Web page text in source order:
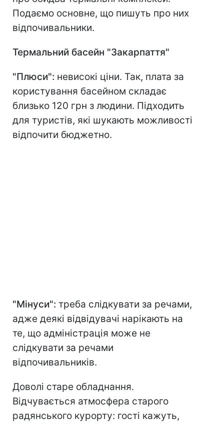
Подаємо основне, що пишуть про них
відпочивальники.
Термальний басейн "Закарпаття"
"Плюси": невисокі ціни. Так, плата за
користування басейном складає
близько 120 грн з людини. Підходить
для туристів, які шукають можливості
відпочити бюджетно.
"Мінуси": треба слідкувати за речами,
адже деякі відвідувачі нарікають на
те, що адміністрація може не
слідкувати за речами
відпочивальників.
Доволі старе обладнання.
Відчувається атмосфера старого
радянського курорту: гості кажуть,